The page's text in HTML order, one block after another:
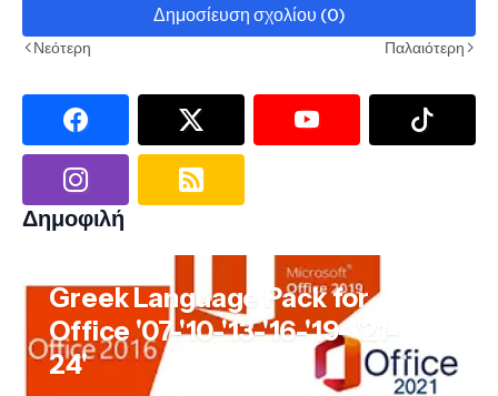
Δημοσίευση σχολίου (0)
Νεότερη Παλαιότερη
Δημοφιλή
Greek Language Pack for
Office '07-'10-'13-'16-'19- '21-
24'